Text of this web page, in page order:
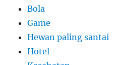
Bola
Game
Hewan paling santai
Hotel